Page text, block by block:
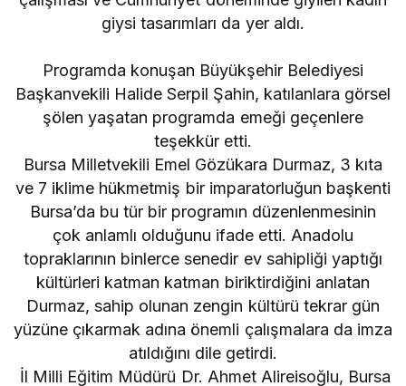
giysi tasarımları da yer aldı.
Programda konuşan Büyükşehir Belediyesi
Başkanvekili Halide Serpil Şahin, katılanlara görsel
şölen yaşatan programda emeği geçenlere
teşekkür etti.
Bursa Milletvekili Emel Gözükara Durmaz, 3 kıta
ve 7 iklime hükmetmiş bir imparatorluğun başkenti
Bursa’da bu tür bir programın düzenlenmesinin
çok anlamlı olduğunu ifade etti. Anadolu
topraklarının binlerce senedir ev sahipliği yaptığı
kültürleri katman katman biriktirdiğini anlatan
Durmaz, sahip olunan zengin kültürü tekrar gün
yüzüne çıkarmak adına önemli çalışmalara da imza
atıldığını dile getirdi.
İl Milli Eğitim Müdürü Dr. Ahmet Alireisoğlu, Bursa